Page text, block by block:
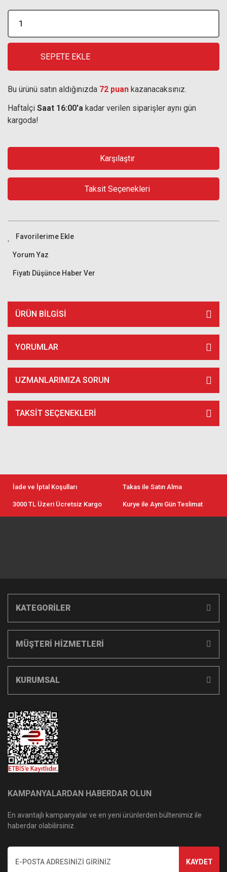
SEPETE EKLE
Bu ürünü satın aldığınızda 72 puan kazanacaksınız.
Haftaİçi Saat 16:00'a kadar verilen siparişler aynı gün
kargoda!
Karşılaştır
Taksit Seçenekleri
Yorum Yaz
Fiyatı Düşünce Haber Ver
ÜRÜN BILGISI
YORUMLAR
UZMANLARIMIZA SORUN
TAKSIT SEÇENEKLERI
İade ve İptal Koşulları Takas ile Satın Alma
3000 TL Üzeri Ücretsiz Kargo Kurye ile Aynı Gün Teslimat
KATEGORİLER
MÜŞTERİ HİZMETLERİ
KURUMSAL
KAMPANYALARDAN HABERDAR OLUN
En avantajlı kampanyalar ve en yeni ürünlerden bültenimiz ile
haberdar olabilirsiniz.
KAYDET